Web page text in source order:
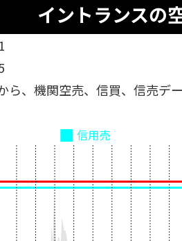
イントランスの
ら、機関空売、信買、信売デ
信用売